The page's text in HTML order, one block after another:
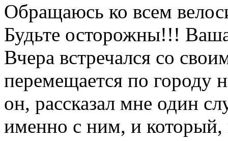
Обращаюсь ко всем
Будьте осторожны!!!
Вчера встречался со
перемещается по городу
он, рассказал мне один
именно с ним, и который,